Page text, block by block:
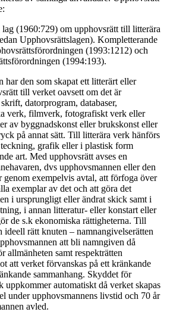
(1960:729) om upphovsrätt till litterära
Upphovsrättslagen). Kompletterande
(1993:1212) och
(1994:193).
har den som skapat ett litterärt eller
till verket oavsett om det är
datorprogram, databaser,
verk, filmverk, fotografiskt verk eller
av byggnadskonst eller brukskonst eller
på annat sätt. Till litterära verk hänförs
grafik eller i plastisk form
art. Med upphovsrätt avses en
dvs upphovsmannen eller den
exempelvis avtal, att förfoga över
exemplar av det och att göra det
i ursprungligt eller ändrat skick samt i
i annan litteratur- eller konstart eller
de s.k ekonomiska rättigheterna. Till
ideell rätt knuten – namnangivelserätten
att bli namngiven då
allmänheten samt respekträtten
att verket förvanskas på ett kränkande
sammanhang. Skyddet för
uppkommer automatiskt då verket skapas
under upphovsmannens livstid och 70 år
avled.